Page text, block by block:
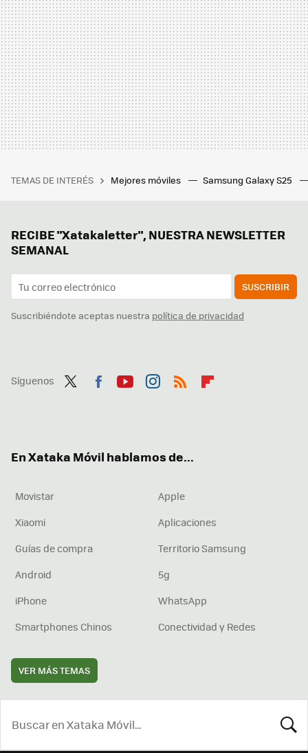
TEMAS DE INTERÉS Mejores móviles Samsung Galaxy S25
RECIBE "Xatakaletter", NUESTRA NEWSLETTER
SEMANAL
SUSCRIBIR
Suscribiéndote aceptas nuestra política de privacidad
Síguenos
En Xataka Móvil hablamos de...
Movistar
Apple
Xiaomi
Aplicaciones
Guías de compra
Territorio Samsung
Android
5g
iPhone
WhatsApp
Smartphones Chinos
Conectividad y Redes
VER MÁS TEMAS